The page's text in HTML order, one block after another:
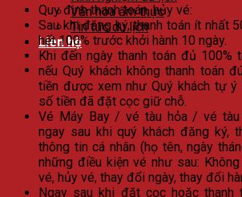
Văn hóa ẩm thực
Tin tức du lịch
Liên hệ
Quy định thanh toán, hủy vé:
Sau khi đăng ký, thanh toán ít nhất
hết 100% trước khởi hành 10 ngày.
Khi đến ngày thanh toán đủ 100%
nếu Quý khách không thanh toán
tiền được xem như Quý khách tự ý
số tiền đã đặt cọc giữ chỗ.
Vé Máy Bay / vé tàu hỏa / vé
ngay sau khi quý khách đăng ký,
thông tin cá nhân (họ tên, ngày
những điều kiện vé như sau:
vé, hủy vé, thay đổi ngày, thay đổi
Ngay sau khi đặt cọc hoặc thanh